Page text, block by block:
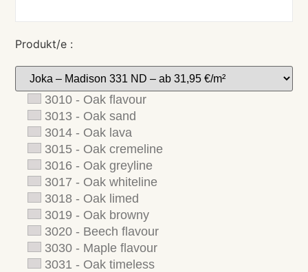
Produkt/e :
3010 - Oak flavour
3013 - Oak sand
3014 - Oak lava
3015 - Oak cremeline
3016 - Oak greyline
3017 - Oak whiteline
3018 - Oak limed
3019 - Oak browny
3020 - Beech flavour
3030 - Maple flavour
3031 - Oak timeless